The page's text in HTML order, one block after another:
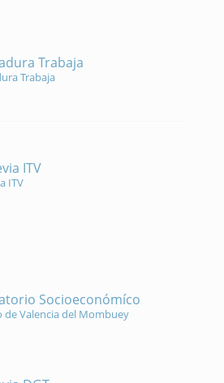
Trabaja
Trabaja
ITV
ITV
Socioeconómíco
de Valencia del Mombuey